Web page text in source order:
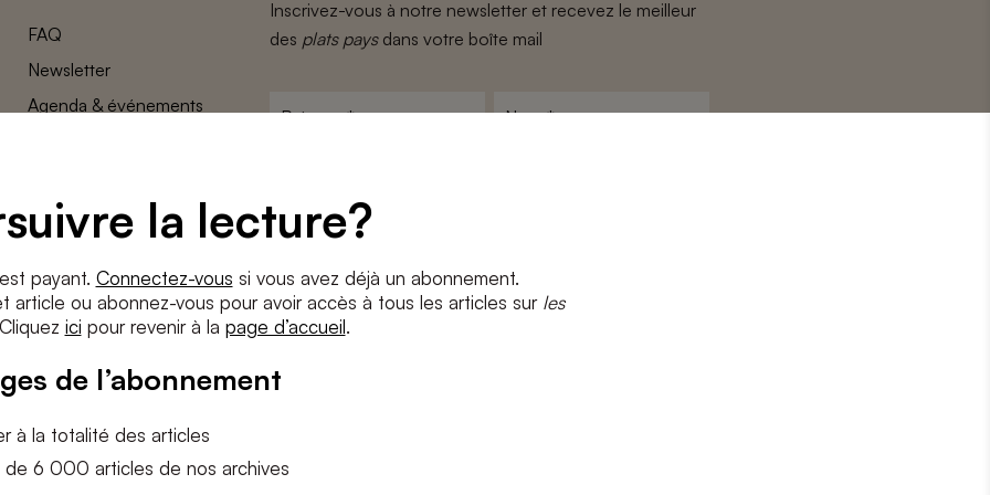
la lecture?
payant. Connectez-vous si vous avez déjà un abonnement.
article ou abonnez-vous pour avoir accès à tous les articles sur les
ici pour revenir à la page d’accueil.
de l’abonnement
à la totalité des articles
6 000 articles de nos archives
FAQ
Newsletter
Agenda & événements
Paramètres des cookies
Inscrivez-vous à notre newsletter et recevez le meilleur
des plats paysdans votre boîte mail
e-
mail
Conditions *
J'accepteles termes et conditionsetla politique de confidentialité